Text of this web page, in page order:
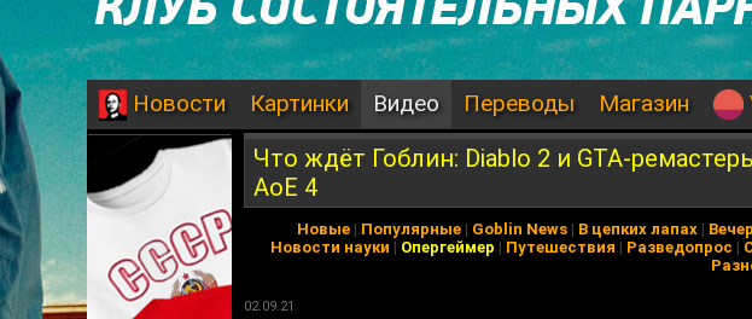
Новости Картинки Видео Переводы Магазин
Что ждёт Гоблин: Diablo 2 и GTA-
AoE 4
Новые | Популярные | Goblin News | В цепких лапах |
Новости науки | Опергеймер | Путешествия | Разведопрос |
02.09.21